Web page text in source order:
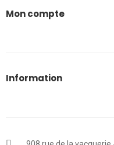
Mon compte
Information